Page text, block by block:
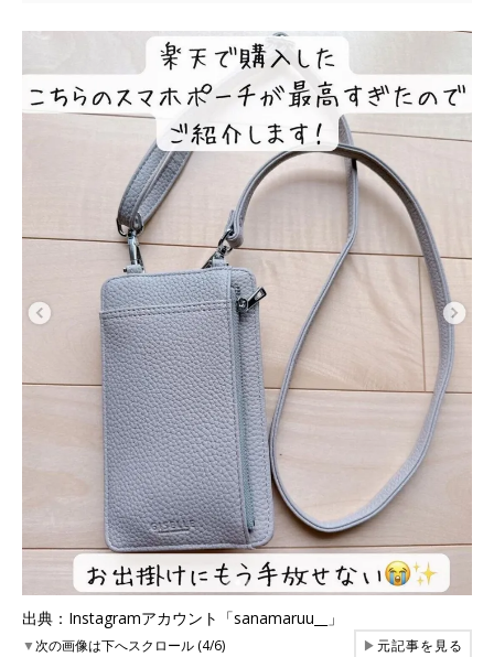
出典：Instagramアカウント「sanamaruu__」
▼次の画像は下へスクロール (4/6) ▶元記事を見る